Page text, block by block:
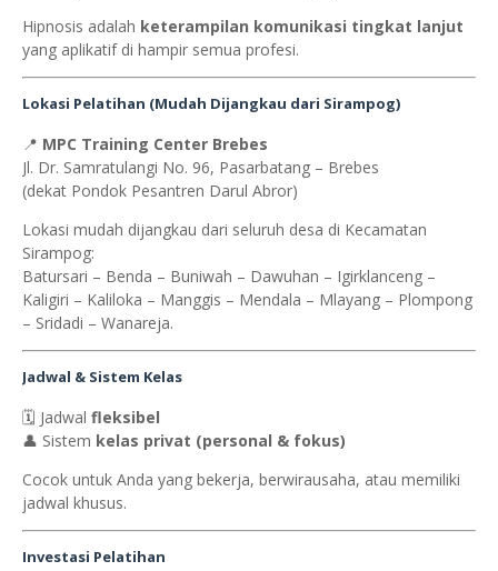
Hipnosis adalah keterampilan komunikasi tingkat lanjut
yang aplikatif di hampir semua profesi.
Lokasi Pelatihan (Mudah Dijangkau dari Sirampog)
📍 MPC Training Center Brebes
Jl. Dr. Samratulangi No. 96, Pasarbatang – Brebes
(dekat Pondok Pesantren Darul Abror)
Lokasi mudah dijangkau dari seluruh desa di Kecamatan
Sirampog:
Batursari – Benda – Buniwah – Dawuhan – Igirklanceng –
Kaligiri – Kaliloka – Manggis – Mendala – Mlayang – Plompong
– Sridadi – Wanareja.
Jadwal & Sistem Kelas
🗓 Jadwal fleksibel
👤 Sistem kelas privat (personal & fokus)
Cocok untuk Anda yang bekerja, berwirausaha, atau memiliki
jadwal khusus.
Investasi Pelatihan